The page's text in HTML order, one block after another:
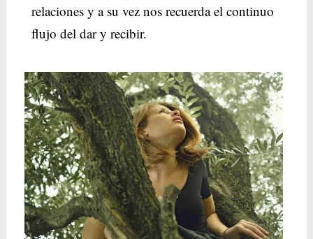
relaciones y a su vez nos recuerda el continuo
flujo del dar y recibir.